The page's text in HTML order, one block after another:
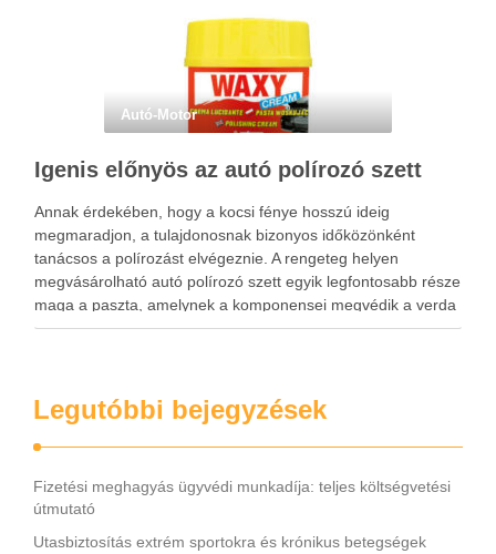
Autó-Motor
Igenis előnyös az autó polírozó szett
Annak érdekében, hogy a kocsi fénye hosszú ideig
megmaradjon, a tulajdonosnak bizonyos időközönként
tanácsos a polírozást elvégeznie. A rengeteg helyen
megvásárolható autó polírozó szett egyik legfontosabb része
maga a paszta, amelynek a komponensei megvédik a verda
fényét és egy egyfajta védőréteget képeznek az érintett
Legutóbbi bejegyzések
Fizetési meghagyás ügyvédi munkadíja: teljes költségvetési
útmutató
Utasbiztosítás extrém sportokra és krónikus betegségek